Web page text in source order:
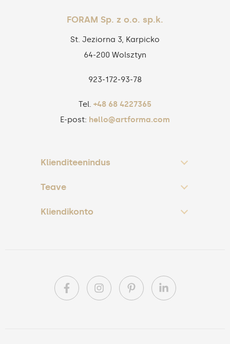
FORAM Sp. z o.o. sp.k.
St. Jeziorna 3, Karpicko
64-200 Wolsztyn
923‑172‑93‑78
Tel. +48 68 4227365
E-post: hello@artforma.com
Klienditeenindus
Teave
Kliendikonto